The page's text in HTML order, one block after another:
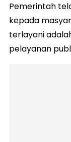
Pemerintah
kepada
terlayani
pelayanan